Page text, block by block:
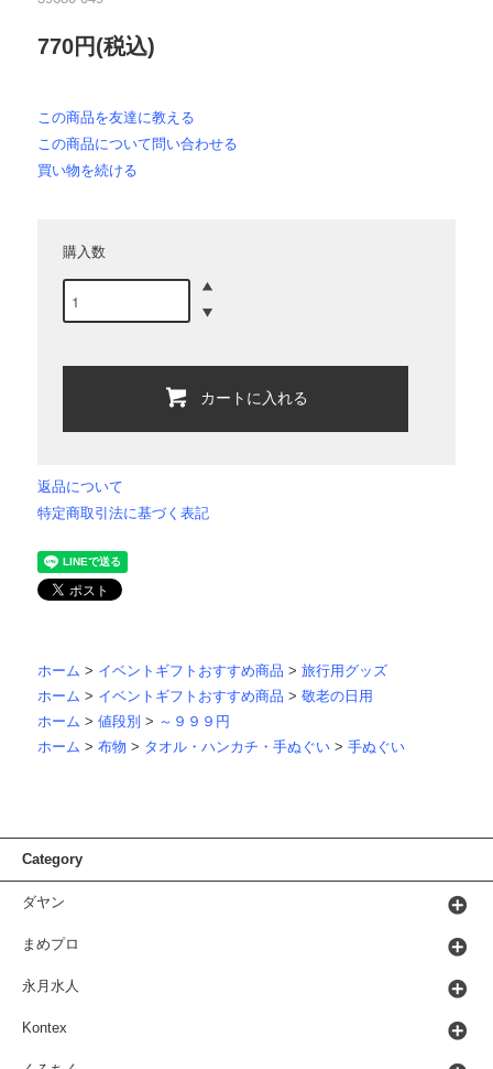
770円(税込)
この商品を友達に教える
この商品について問い合わせる
買い物を続ける
購入数
カートに入れる
返品について
特定商取引法に基づく表記
ホーム > イベントギフトおすすめ商品 > 旅行用グッズ
ホーム > イベントギフトおすすめ商品 > 敬老の日用
ホーム > 値段別 > ～９９９円
ホーム > 布物 > タオル・ハンカチ・手ぬぐい > 手ぬぐい
Category
ダヤン
まめプロ
永月水人
Kontex